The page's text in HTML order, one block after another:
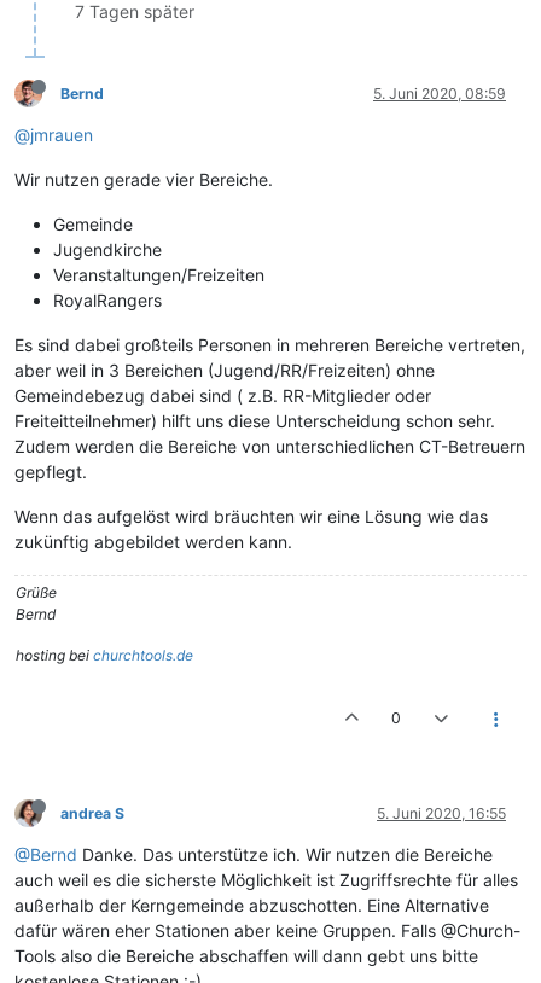
7 Tagen später
Bernd 5. Juni 2020, 08:59
@jmrauen
Wir nutzen gerade vier Bereiche.
Gemeinde
Jugendkirche
Veranstaltungen/Freizeiten
RoyalRangers
Es sind dabei großteils Personen in mehreren Bereiche vertreten,
aber weil in 3 Bereichen (Jugend/RR/Freizeiten) ohne
Gemeindebezug dabei sind ( z.B. RR-Mitglieder oder
Freiteitteilnehmer) hilft uns diese Unterscheidung schon sehr.
Zudem werden die Bereiche von unterschiedlichen CT-Betreuern
gepflegt.
Wenn das aufgelöst wird bräuchten wir eine Lösung wie das
zukünftig abgebildet werden kann.
Grüße
Bernd
hosting bei churchtools.de
0
andrea S 5. Juni 2020, 16:55
@Bernd Danke. Das unterstütze ich. Wir nutzen die Bereiche
auch weil es die sicherste Möglichkeit ist Zugriffsrechte für alles
außerhalb der Kerngemeinde abzuschotten. Eine Alternative
dafür wären eher Stationen aber keine Gruppen. Falls @Church-
Tools also die Bereiche abschaffen will dann gebt uns bitte